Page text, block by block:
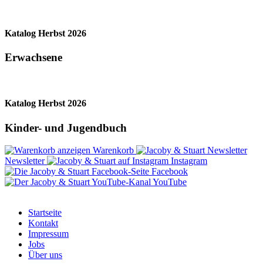
Katalog Herbst 2026
Erwachsene
Katalog Herbst 2026
Kinder- und Jugendbuch
Warenkorb
Newsletter
Instagram
Facebook
YouTube
Startseite
Kontakt
Impressum
Jobs
Über uns